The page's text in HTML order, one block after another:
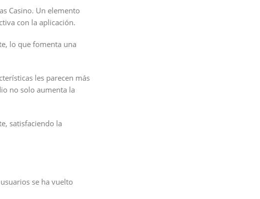
Casino. Un elemento
con la aplicación.
lo que fomenta una
les parecen más
no solo aumenta la
satisfaciendo la
se ha vuelto